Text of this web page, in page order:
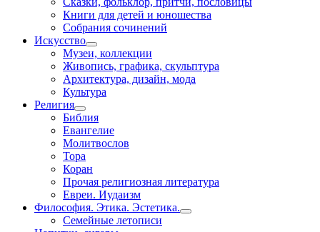
Книги для детей и юношества
Собрания сочинений
Искусство
Музеи, коллекции
Живопись, графика, скульптура
Архитектура, дизайн, мода
Культура
Религия
Библия
Евангелие
Молитвослов
Тора
Коран
Прочая религиозная литература
Евреи. Иудаизм
Философия. Этика. Эстетика.
Семейные летописи